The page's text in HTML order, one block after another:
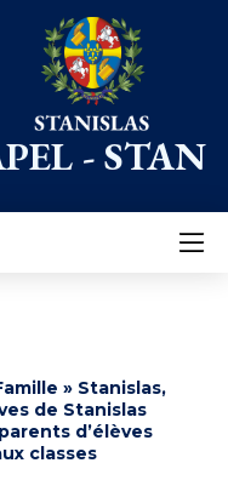
- STAN
» Stanislas,
de Stanislas
d’élèves
classes